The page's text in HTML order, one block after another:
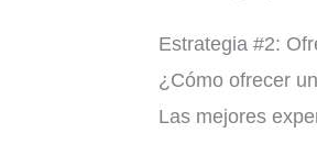
Estrategia #2:
¿Cómo ofrecer
Las mejores